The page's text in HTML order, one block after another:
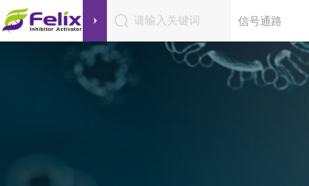
请输入关键词 信号通路